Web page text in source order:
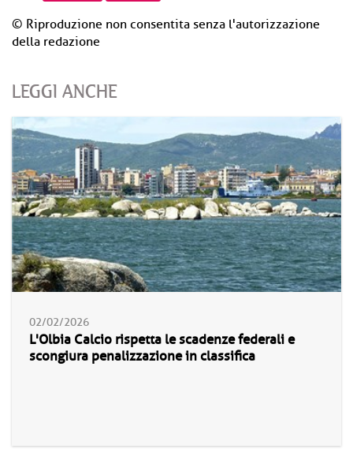
© Riproduzione non consentita senza l'autorizzazione
della redazione
LEGGI ANCHE
02/02/2026
L'Olbia Calcio rispetta le scadenze federali e
scongiura penalizzazione in classifica